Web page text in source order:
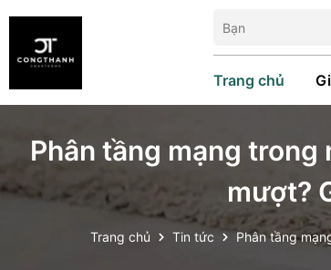
Trang chủ
Phân tầng mạng trong
mượt?
Trang chủ Tin tức Phân tầng